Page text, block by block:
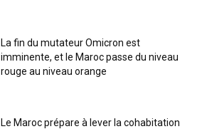
La fin du mutateur Omicron est
imminente, et le Maroc passe du niveau
rouge au niveau orange
Le Maroc prépare à lever la cohabitation